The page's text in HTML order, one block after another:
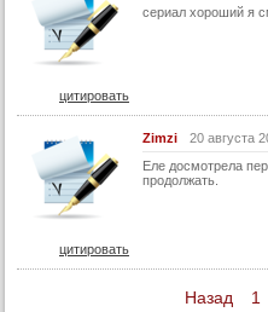
сериал хороший я
цитировать
Zimzi
20 августа
Еле досмотрела
продолжать.
цитировать
Назад 1